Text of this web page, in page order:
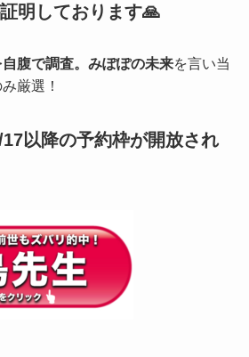
明しております🙏
腹で調査。みぽぽの未来を言い当
厳選！
以降の予約枠が開放され